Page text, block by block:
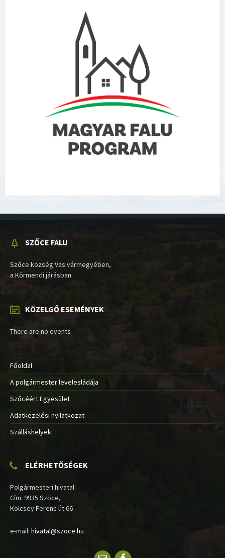
SZŐCE FALU
Szőce község Vas vármegyében,
a Körmendi járásban.
KÖZELGŐ ESEMÉNYEK
There are no events
Főoldal
A polgármester levelesládája
Szőcéért Egyesület
Adatkezelési nyilatkozat
Szálláshelyek
ELÉRHETŐSÉGEK
Polgármesteri hivatal:
Cím: 9935 Szőce,
Kölcsey Ferenc út 66
e-mail: hivatal@szoce.hu
EmailFacebook